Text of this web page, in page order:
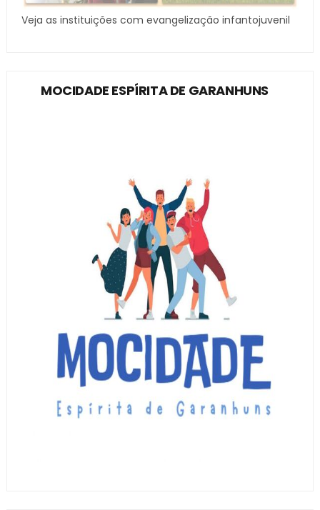
Veja as instituições com evangelização infantojuvenil
MOCIDADE ESPÍRITA DE GARANHUNS